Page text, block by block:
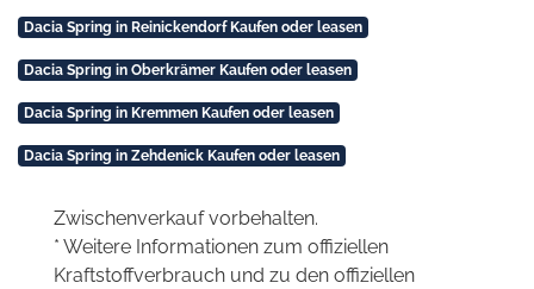
Dacia Spring in Reinickendorf Kaufen oder leasen
Dacia Spring in Oberkrämer Kaufen oder leasen
Dacia Spring in Kremmen Kaufen oder leasen
Dacia Spring in Zehdenick Kaufen oder leasen
Zwischenverkauf vorbehalten.
* Weitere Informationen zum offiziellen
Kraftstoffverbrauch und zu den offiziellen